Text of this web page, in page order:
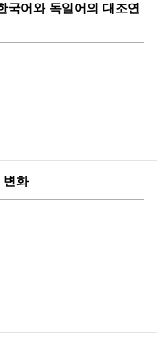
국어와 독일어의 대조연
변화